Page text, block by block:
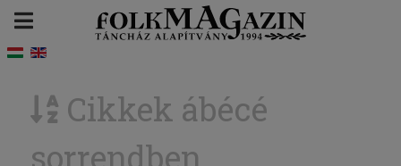
Cikkek ábécé
sorrendben